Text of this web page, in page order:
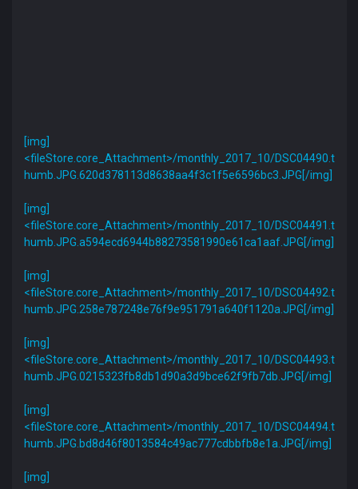
[img]
<fileStore.core_Attachment>/monthly_2017_10/DSC04490.t
humb.JPG.620d378113d8638aa4f3c1f5e6596bc3.JPG[/img]
[img]
<fileStore.core_Attachment>/monthly_2017_10/DSC04491.t
humb.JPG.a594ecd6944b88273581990e61ca1aaf.JPG[/img]
[img]
<fileStore.core_Attachment>/monthly_2017_10/DSC04492.t
humb.JPG.258e787248e76f9e951791a640f1120a.JPG[/img]
[img]
<fileStore.core_Attachment>/monthly_2017_10/DSC04493.t
humb.JPG.0215323fb8db1d90a3d9bce62f9fb7db.JPG[/img]
[img]
<fileStore.core_Attachment>/monthly_2017_10/DSC04494.t
humb.JPG.bd8d46f8013584c49ac777cdbbfb8e1a.JPG[/img]
[img]